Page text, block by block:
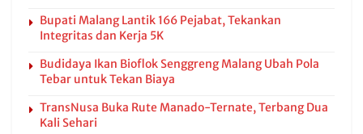
Bupati Malang Lantik 166 Pejabat, Tekankan
Integritas dan Kerja 5K
Budidaya Ikan Bioflok Senggreng Malang Ubah Pola
Tebar untuk Tekan Biaya
TransNusa Buka Rute Manado-Ternate, Terbang Dua
Kali Sehari